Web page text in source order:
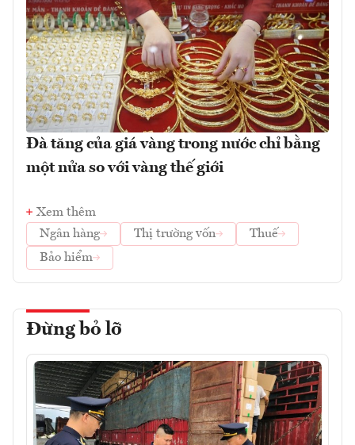
Đà tăng của giá vàng trong nước chỉ bằng
một nửa so với vàng thế giới
Xem thêm
Ngân hàng
Thị trường vốn
Thuế
Bảo hiểm
Đừng bỏ lỡ